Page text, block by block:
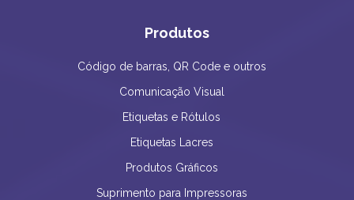
Produtos
Código de barras, QR Code e outros
Comunicação Visual
Etiquetas e Rótulos
Etiquetas Lacres
Produtos Gráficos
Suprimento para Impressoras